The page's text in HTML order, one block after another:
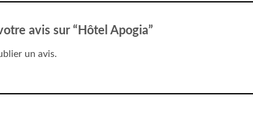
avis sur “Hôtel Apogia”
un avis.